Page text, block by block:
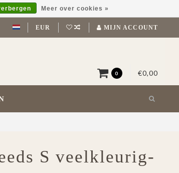
EUR MIJN ACCOUNT
0 €0,00
S veelkleurig-
Meer over cookies »